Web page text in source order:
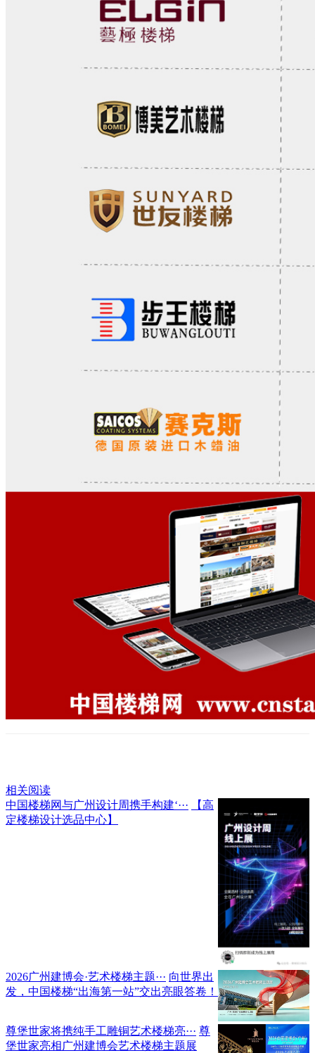
相关阅读
中国楼梯网与广州设计周携手构建‘···
【高
定楼梯设计选品中心】
2026广州建博会·艺术楼梯主题··· 向世界出
发，中国楼梯“出海第一站”交出亮眼答卷！
尊堡世家将携纯手工雕铜艺术楼梯亮··· 尊
堡世家亮相广州建博会艺术楼梯主题展